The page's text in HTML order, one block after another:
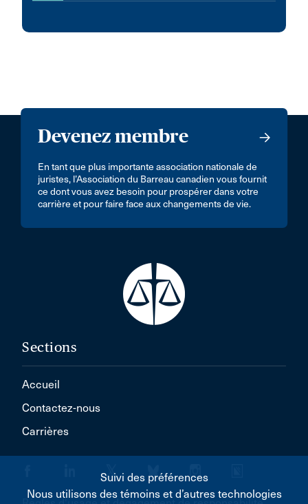
Devenez membre
En tant que plus importante association nationale de
juristes, l’Association du Barreau canadien vous fournit
ce dont vous avez besoin pour prospérer dans votre
carrière et pour faire face aux changements de vie.
Sections
Accueil
Contactez-nous
Carrières
Suivi des préférences
Nous utilisons des témoins et d’autres technologies